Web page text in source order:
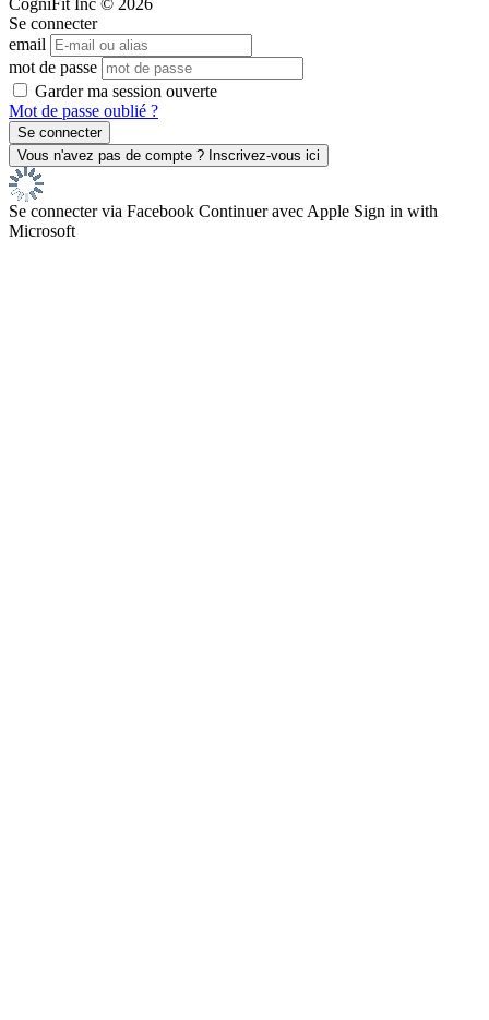
CogniFit Inc © 2026
Se connecter
email
mot de passe
Garder ma session ouverte
Mot de passe oublié ?
Se connecter via Facebook Continuer avec Apple Sign in with
Microsoft